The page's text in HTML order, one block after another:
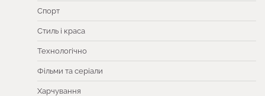
Спорт
Стиль і краса
Технологічно
Фільми та серіали
Харчування